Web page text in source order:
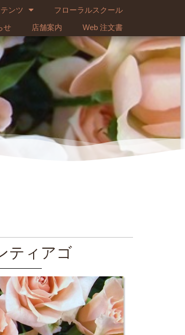
ンツ
フローラルスクール
せ
店舗案内 Web 注文書
ティアゴ